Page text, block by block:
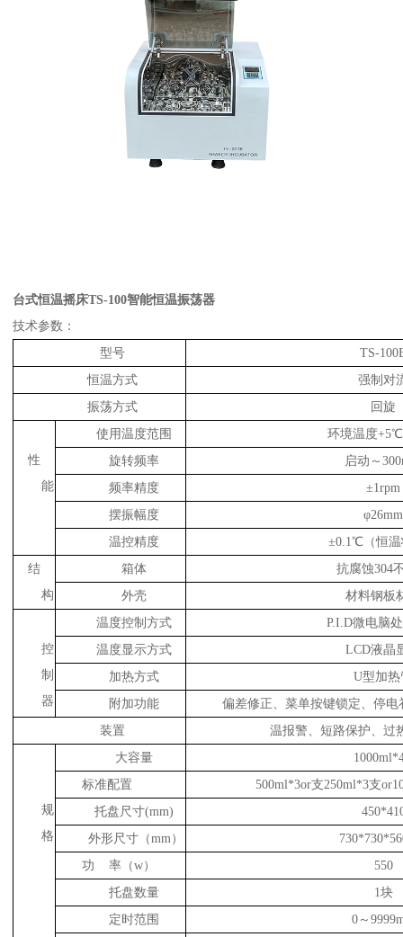
台式恒温摇床TS-100智能恒温振荡器
技术参数：
型号
TS-
恒温方式
强制对
振荡方式
回旋
性
能
使用温度范围
环境温度
旋转频率
启动～
频率精度
±1rpm
摆振幅度
φ26mm
温控精度
±0.1℃（恒温
结
构
箱体
抗腐蚀304
外壳
材料钢板
控
制
器
温度控制方式
P.I.D微电脑
温度显示方式
LCD液晶
加热方式
U型加热
附加功能
偏差修正、菜单按键锁定、停
装置
温报警、短路保护、过
规
格
大容量
标准配置
500ml*3or支250ml*3支
托盘尺寸(mm)
外形尺寸（mm）
功 率（w）
550
托盘数量
1块
定时范围
0～